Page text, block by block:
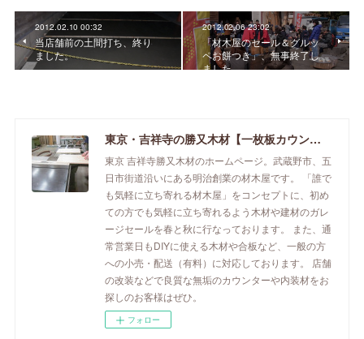
2012.02.10 00:32
当店舗前の土間打ち、終り
ました。
2012.02.06 23:02
「材木屋のセール＆グルッ
ペお餅つき」、無事終了し
ました。
東京・吉祥寺の勝又木材【一枚板カウンター】
東京 吉祥寺勝又木材のホームページ。武蔵野市、五
日市街道沿いにある明治創業の材木屋です。 「誰で
も気軽に立ち寄れる材木屋」をコンセプトに、初め
ての方でも気軽に立ち寄れるよう木材や建材のガレ
ージセールを春と秋に行なっております。 また、通
常営業日もDIYに使える木材や合板など、一般の方
への小売・配送（有料）に対応しております。 店舗
の改装などで良質な無垢のカウンターや内装材をお
探しのお客様はぜひ。
フォロー